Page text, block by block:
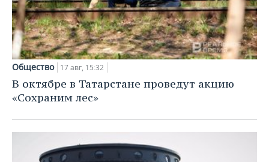
Общество 17 авг, 15:32
В октябре в Татарстане проведут акцию
«Сохраним лес»